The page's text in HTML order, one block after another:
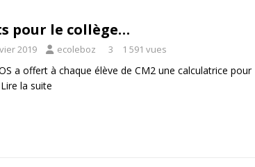
pour le collège…
2019 ecoleboz 3 1 591 vues
a offert à chaque élève de CM2 une calculatrice pour
Lire la suite